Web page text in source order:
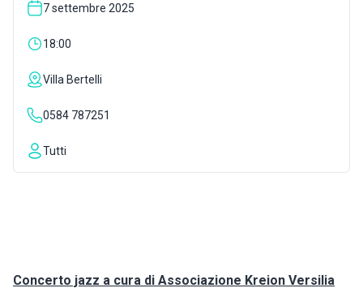
VILLA BERTELLI
WEBCAM
7 settembre 2025
18:00
Villa Bertelli
0584 787251
Tutti
Concerto jazz a cura di Associazione Kreion Versilia